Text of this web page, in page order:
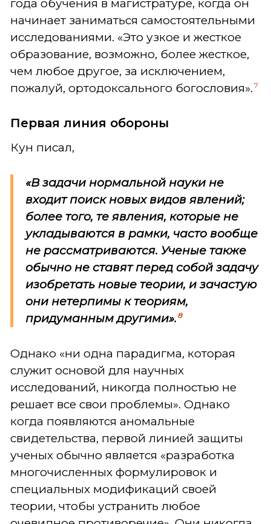
года обучения в магистратуре, когда он
начинает заниматься самостоятельными
исследованиями. «Это узкое и жесткое
образование, возможно, более жесткое,
чем любое другое, за исключением,
пожалуй, ортодоксального богословия». 7
Первая линия обороны
Кун писал,
«В задачи нормальной науки не
входит поиск новых видов явлений;
более того, те явления, которые не
укладываются в рамки, часто вообще
не рассматриваются. Ученые также
обычно не ставят перед собой задачу
изобретать новые теории, и зачастую
они нетерпимы к теориям,
придуманным другими». 8
Однако «ни одна парадигма, которая
служит основой для научных
исследований, никогда полностью не
решает все свои проблемы». Однако
когда появляются аномальные
свидетельства, первой линией защиты
ученых обычно является «разработка
многочисленных формулировок и
специальных модификаций своей
теории, чтобы устранить любое